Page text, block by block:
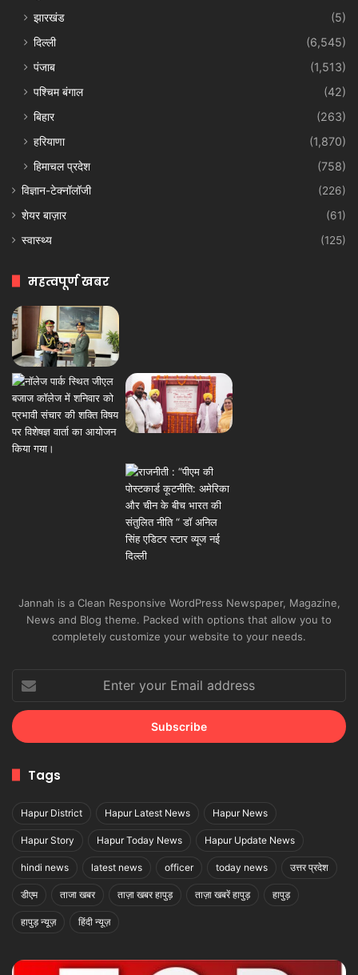
झारखंड
(5)
दिल्ली
(6,545)
पंजाब
(1,513)
पश्चिम बंगाल
(42)
बिहार
(263)
हरियाणा
(1,870)
हिमाचल प्रदेश
(758)
विज्ञान-टेक्नॉलॉजी
(226)
शेयर बाज़ार
(61)
स्वास्थ्य
(125)
महत्वपूर्ण खबर
Jannah is a Clean Responsive WordPress Newspaper, Magazine,
News and Blog theme. Packed with options that allow you to
completely customize your website to your needs.
your
Email
address
Tags
Hapur District Hapur Latest News Hapur News
Hapur Story Hapur Today News Hapur Update News
hindi news latest news officer today news उत्तर प्रदेश
डीएम ताजा खबर ताज़ा खबर हापुड़ ताज़ा खबरें हापुड़ हापुड़
हापुड़ न्यूज़ हिंदी न्यूज़